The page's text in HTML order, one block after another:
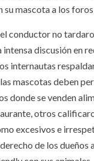
su mascota a los
conductor no
discusión en
internautas
mascotas deben
donde se venden
otros
excesivos e
de los dueños